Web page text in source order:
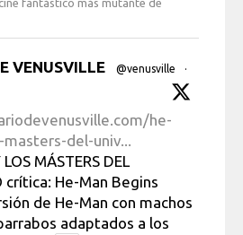
VENUSVILLE @venusville
·
he-
del-univ...
MÁSTERS DEL
crítica: He-Man Begins
de He-Man con machos
adaptados a los